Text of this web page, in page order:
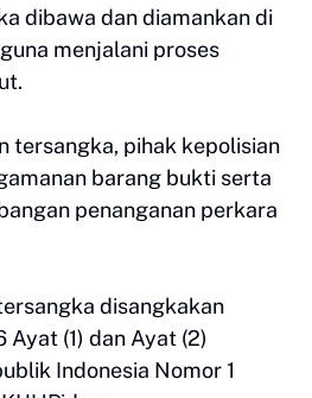
dibawa dan diamankan di
menjalani proses
tersangka, pihak kepolisian
barang bukti serta
penanganan perkara
disangkakan
(1) dan Ayat (2)
Indonesia Nomor 1